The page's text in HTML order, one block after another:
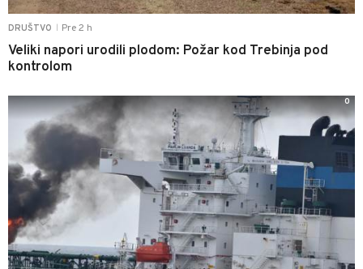
DRUŠTVO Pre 2 h
Veliki napori urodili plodom: Požar kod Trebinja pod
kontrolom
0